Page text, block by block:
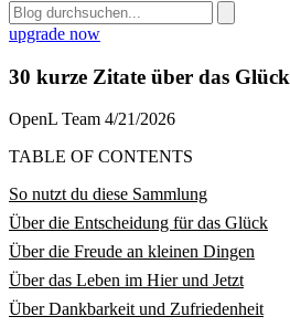
upgrade now
30 kurze Zitate über das Glück
OpenL Team 4/21/2026
TABLE OF CONTENTS
So nutzt du diese Sammlung
Über die Entscheidung für das Glück
Über die Freude an kleinen Dingen
Über das Leben im Hier und Jetzt
Über Dankbarkeit und Zufriedenheit